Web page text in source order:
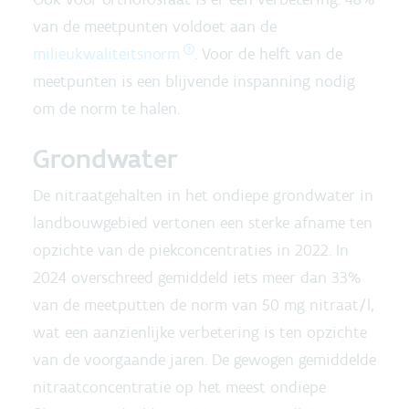
van de meetpunten voldoet aan de
milieukwaliteitsnorm
. Voor de helft van de
meetpunten is een blijvende inspanning nodig
om de norm te halen.
Grondwater
De nitraatgehalten in het ondiepe grondwater in
landbouwgebied vertonen een sterke afname ten
opzichte van de piekconcentraties in 2022. In
2024 overschreed gemiddeld iets meer dan 33%
van de meetputten de norm van 50 mg nitraat/l,
wat een aanzienlijke verbetering is ten opzichte
van de voorgaande jaren. De gewogen gemiddelde
nitraatconcentratie op het meest ondiepe